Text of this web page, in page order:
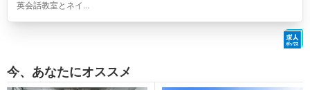
英会話教室とネイ...
今、あなたにオススメ